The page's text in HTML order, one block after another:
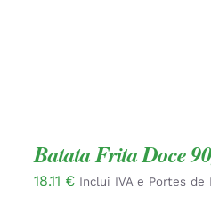
Batata Frita Doce
18.11 € Inclui IVA e Portes de